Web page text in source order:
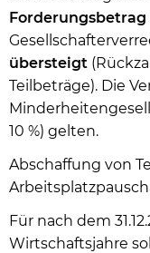
Forderungsbetrag
übersteigt
Teilbeträge). Die
10 %) gelten.
Abschaffung von
Für nach dem
Wirtschaftsjahre